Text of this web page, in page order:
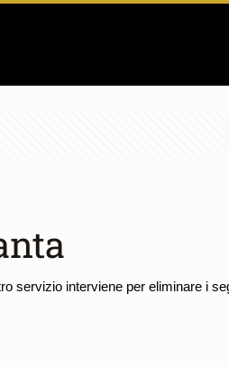
servizio interviene per eliminare i